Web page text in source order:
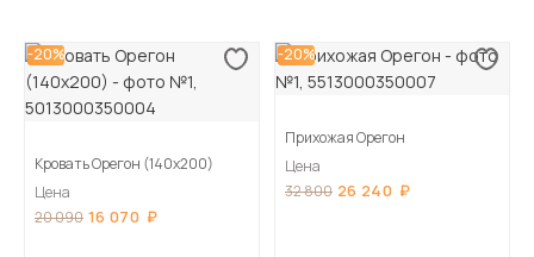
-20%
Кровать Орегон (140х200)
Цена
20 090 16 070
-20%
Прихожая Орегон
Цена
32 800 26 240